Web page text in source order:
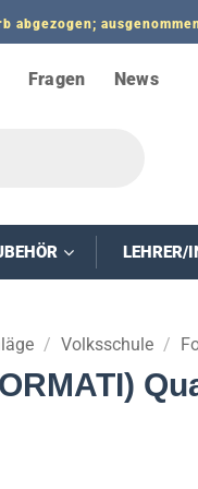
abgezogen;
Fragen News
LEHRER/
/ Volksschule /